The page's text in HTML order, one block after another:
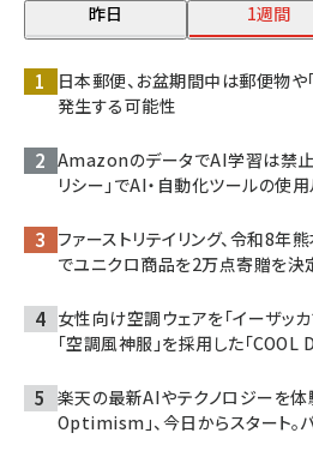
昨日 1週間
日本郵便、お盆期間中は郵便物や
発生する可能性
AmazonのデータでAI学習は禁止
リシー」でAI・自動化ツールの使
ファーストリテイリング、令和8
でユニクロ商品を2万点寄贈を決
女性向け空調ウェアを「イーザッ
「空調風神服」を採用した「COOL
楽天の最新AIやテクノロジーを
Optimism」、今日からスタート。